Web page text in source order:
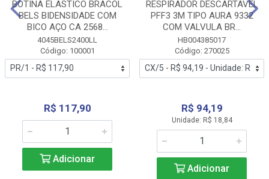
BOTINA ELASTICO BRACOL
BELS BIDENSIDADE COM
BICO AÇO CA 2568...
4045BELS2400LL
Código: 100001
R$ 117,90
Adicionar
RESPIRADOR DESCARTAVEL
PFF3 3M TIPO AURA 9332
COM VALVULA BR...
HB004385017
Código: 270025
R$ 94,19
Unidade: R$ 18,84
Adicionar